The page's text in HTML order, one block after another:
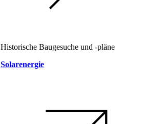
Historische Baugesuche und -pläne
Solarenergie